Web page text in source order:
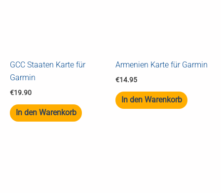
GCC Staaten Karte für
Garmin
€19.90
In den Warenkorb
Armenien Karte für Garmin
€14.95
In den Warenkorb